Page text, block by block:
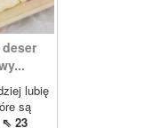
lubię
są
⇖ 23